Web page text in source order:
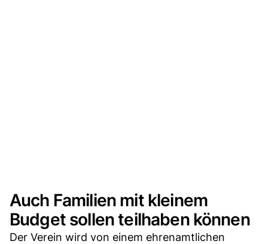
Auch Familien mit kleinem
Budget sollen teilhaben können
Der Verein wird von einem ehrenamtlichen